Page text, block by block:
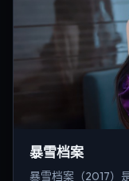
暴雪档案
暴雪档案（2017）